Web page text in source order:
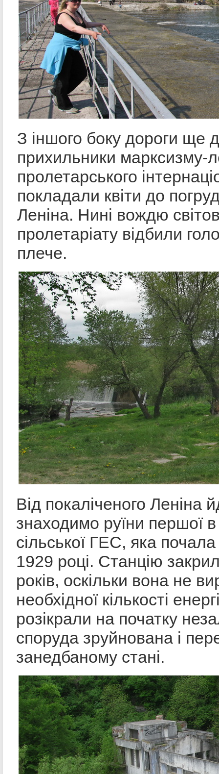
З іншого боку дороги ще
прихильники марксизму-
пролетарського
покладали квіти до
Леніна. Нині вождю
пролетаріату відбили
плече.
Від покаліченого Леніна
знаходимо руїни першої в
сільської ГЕС, яка
1929 році. Станцію
років, оскільки вона не
необхідної кількості
розікрали на початку
споруда зруйнована і
занедбаному стані.